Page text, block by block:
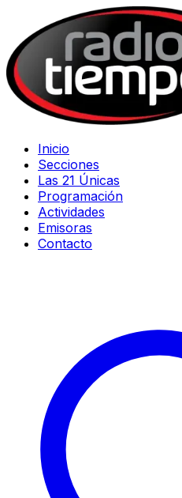
Inicio
Secciones
Las 21 Únicas
Programación
Actividades
Emisoras
Contacto